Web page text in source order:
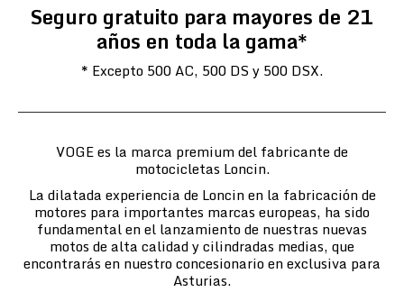
Seguro gratuito para mayores de 21
años en toda la gama*
* Excepto 500 AC, 500 DS y 500 DSX.
VOGE es la marca premium del fabricante de
motocicletas Loncin.
La dilatada experiencia de Loncin en la fabricación de
motores para importantes marcas europeas, ha sido
fundamental en el lanzamiento de nuestras nuevas
motos de alta calidad y cilindradas medias, que
encontrarás en nuestro concesionario en exclusiva para
Asturias.